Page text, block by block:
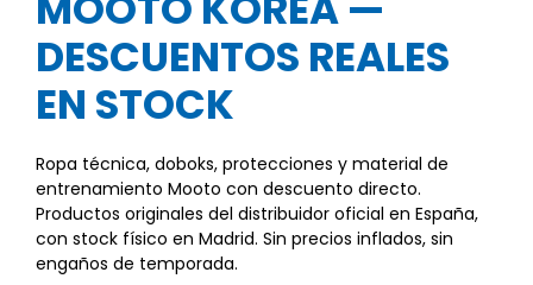
DESCUENTOS REALES
EN STOCK
Ropa técnica, doboks, protecciones y material de
entrenamiento Mooto con descuento directo.
Productos originales del distribuidor oficial en España,
con stock físico en Madrid. Sin precios inflados, sin
engaños de temporada.